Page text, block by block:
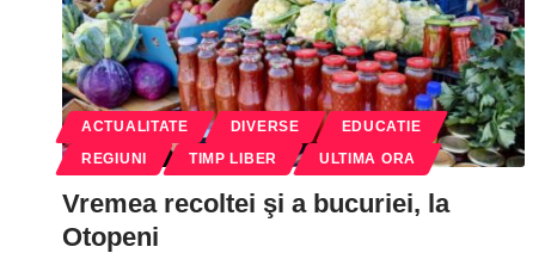
ACTUALITATE DIVERSE EDUCATIE
REGIUNI TIMP LIBER ULTIMA ORA
Vremea recoltei şi a bucuriei, la
Otopeni